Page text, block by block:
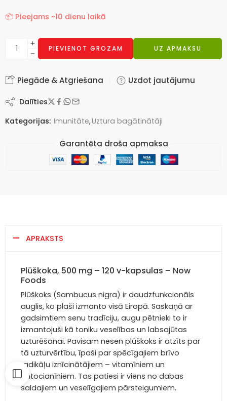
📦 Pieejams ~10 dienu laikā
PIEVIENOT GROZAM UZ APMAKSU
Piegāde & Atgriešana Uzdot jautājumu
Dalīties
Kategorijas: Imunitāte,Uztura bagātinātāji
Garantēta droša apmaksa
APRAKSTS
Plūškoka, 500 mg – 120 v-kapsulas – Now
Foods
Plūškoks (Sambucus nigra) ir daudzfunkcionāls
auglis, ko plaši izmanto visā Eiropā. Saskaņā ar
gadsimtiem senu tradīciju, augu pētnieki to ir
izmantojuši kā toniku veselības un labsajūtas
uzturēšanai. Pavisam nesen plūškoks ir atzīts par
tā uzturvērtību, īpaši par spēcīgajiem brīvo
radikāļu iznīcinātājiem – vitamīniem un
antocianīniem. Tas patiesi ir viens no dabas
saldajiem un veselīgajiem pārsteigumiem.